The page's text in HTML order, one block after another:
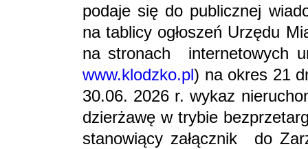
podaje się do publicznej
na tablicy ogłoszeń Urzędu
na stronach internetowych
www.klodzko.pl) na okres 21
30.06. 2026 r. wykaz
dzierżawę w trybie
stanowiący załącznik do